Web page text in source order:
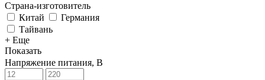
Страна-изготовитель
Китай
Германия
Тайвань
+ Еще
Показать
Напряжение питания, В